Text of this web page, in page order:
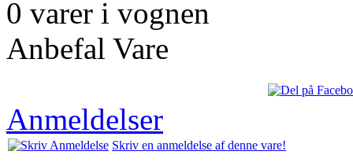
0 varer i vognen
Anbefal Vare
Anmeldelser
Skriv en anmeldelse af denne vare!